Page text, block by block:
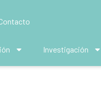
Investigación